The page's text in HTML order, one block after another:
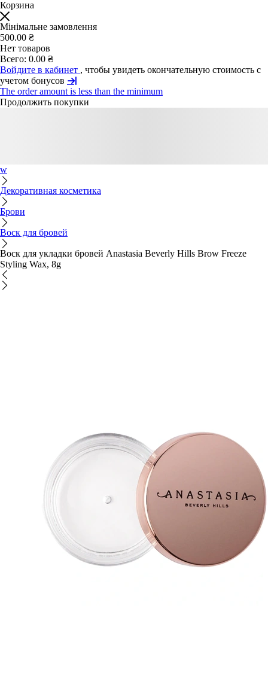
Корзина
Мінімальне замовлення
500.00 ₴
Нет товаров
Всего: 0.00 ₴
Войдите в кабинет , чтобы увидеть окончательную стоимость с
учетом бонусов
The order amount is less than the minimum
Продолжить покупки
w
Декоративная косметика
Брови
Воск для бровей
Воск для укладки бровей Anastasia Beverly Hills Brow Freeze
Styling Wax, 8g